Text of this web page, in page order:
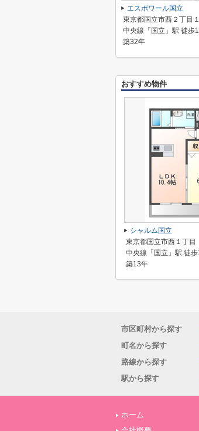
エスポワール国立
東京都国立市西２丁目
中央線「国立」駅 徒歩
築32年
おすすめ物件
シャルム国立
東京都国立市西１丁目
中央線「国立」駅 徒
築13年
市区町村から探す
町名から探す
路線から探す
駅から探す
ホーム